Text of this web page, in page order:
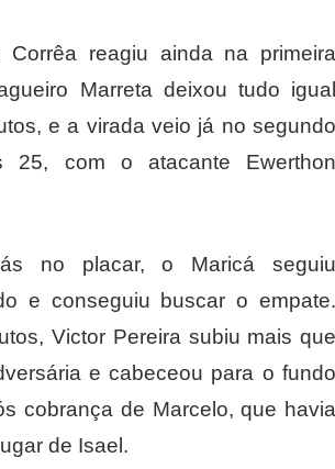
Corrêa reagiu ainda na primeira
Marreta deixou tudo igual
e a virada veio já no segundo
25, com o atacante Ewerthon
no placar, o Maricá seguiu
e conseguiu buscar o empate.
Victor Pereira subiu mais que
e cabeceou para o fundo
cobrança de Marcelo, que havia
de Isael.